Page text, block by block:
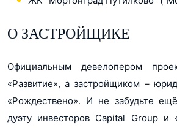
О ЗАСТРОЙЩИКЕ
Официальным девелопером
«Развитие», а застройщиком –
«Рождествено». И не забудьте
дуэту инвесторов Capital Group и